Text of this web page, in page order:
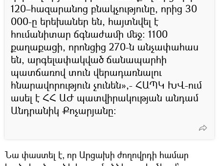
120–հազարանոց բնակչությունը, որից 30
000-ը երեխաներ են, հայտնվել է
հումանիտար ճգնաժամի մեջ: 1100
քաղաքացի, որոնցից 270-ն անչափահաս
են, արգելափակված ճանապարհի
պատճառով տուն վերադառնալու
հնարավորություն չունեն»,- ՀԱՊԿ ԽՎ-ում
ասել է ՀՀ ԱԺ պատվիրակության անդամ
Անդրանիկ Քոչարյանը:
Նա փաստել է, որ Արցախի ժողովրդի համար